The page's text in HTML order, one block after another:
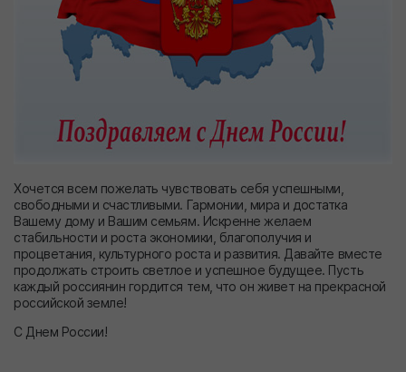
Хочется всем пожелать чувствовать себя успешными,
свободными и счастливыми. Гармонии, мира и достатка
Вашему дому и Вашим семьям. Искренне желаем
стабильности и роста экономики, благополучия и
процветания, культурного роста и развития. Давайте вместе
продолжать строить светлое и успешное будущее. Пусть
каждый россиянин гордится тем, что он живет на прекрасной
российской земле!
С Днем России!